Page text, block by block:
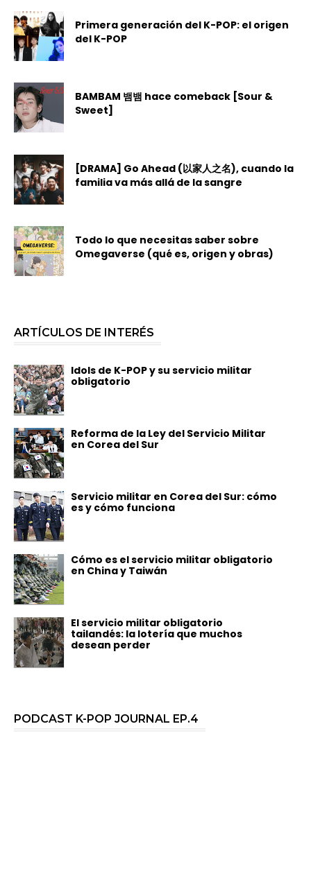
Primera generación del K-POP: el origen
del K-POP
BAMBAM 뱀뱀 hace comeback [Sour &
Sweet]
[DRAMA] Go Ahead (以家人之名), cuando la
familia va más allá de la sangre
Todo lo que necesitas saber sobre
Omegaverse (qué es, origen y obras)
ARTÍCULOS DE INTERÉS
Idols de K-POP y su servicio militar
obligatorio
Reforma de la Ley del Servicio Militar
en Corea del Sur
Servicio militar en Corea del Sur: cómo
es y cómo funciona
Cómo es el servicio militar obligatorio
en China y Taiwán
El servicio militar obligatorio
tailandés: la lotería que muchos
desean perder
PODCAST K-POP JOURNAL EP.4